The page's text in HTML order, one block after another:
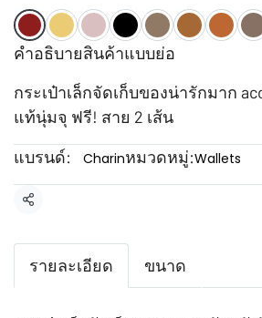
คำอธิบายสินค้าแบบย่อ
กระเป๋าเล็กจัดเก็บของน่ารักมาก
แท้นุ่มจุ ฟรี! สาย 2 เส้น
แบรนด์:
Charinหมวดหมู่:Wallets
แชร์
รายละเอียด ขนาด